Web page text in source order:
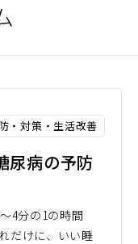
・対策・生活改善
尿病の予防
4分の1の時間
だけに、いい睡